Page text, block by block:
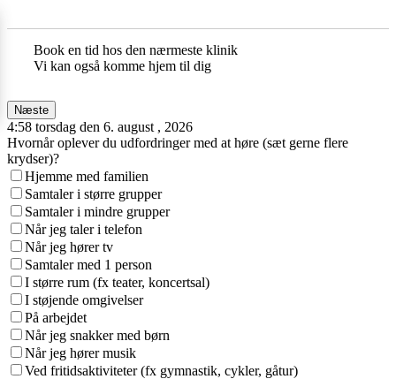
Book en tid hos den nærmeste klinik
Vi kan også komme hjem til dig
Næste
4:58 torsdag den 6. august , 2026
Hvornår oplever du udfordringer med at høre (sæt gerne flere
krydser)?
Hjemme med familien
Samtaler i større grupper
Samtaler i mindre grupper
Når jeg taler i telefon
Når jeg hører tv
Samtaler med 1 person
I større rum (fx teater, koncertsal)
I støjende omgivelser
På arbejdet
Når jeg snakker med børn
Når jeg hører musik
Ved fritidsaktiviteter (fx gymnastik, cykler, gåtur)